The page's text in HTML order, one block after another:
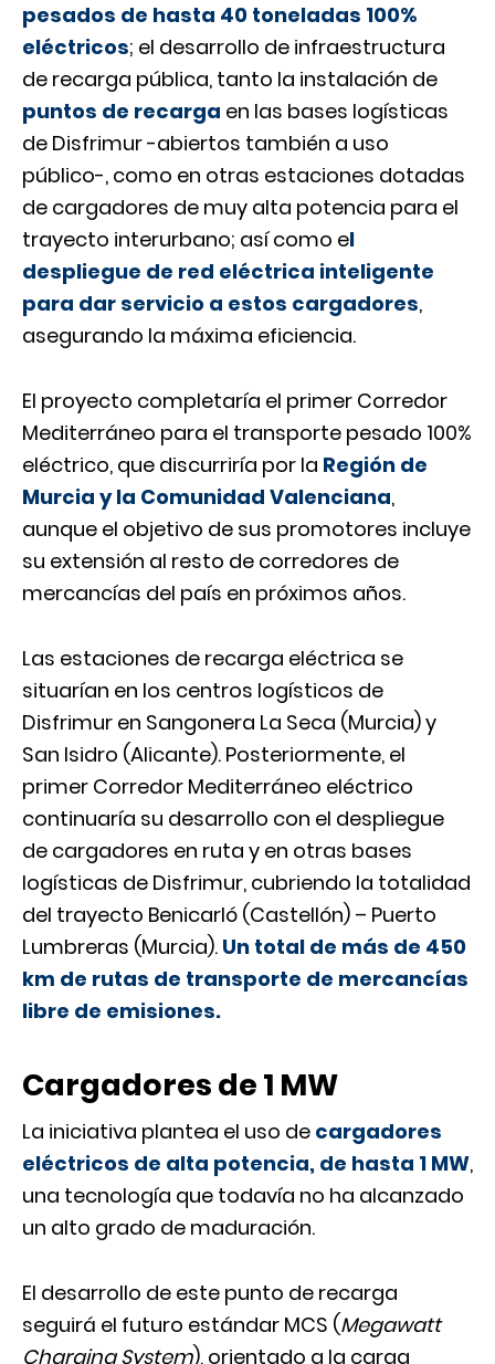
pesados de hasta 40 toneladas 100%
eléctricos; el desarrollo de infraestructura
de recarga pública, tanto la instalación de
puntos de recarga en las bases logísticas
de Disfrimur -abiertos también a uso
público-, como en otras estaciones dotadas
de cargadores de muy alta potencia para el
trayecto interurbano; así como el
despliegue de red eléctrica inteligente
para dar servicio a estos cargadores,
asegurando la máxima eficiencia.
El proyecto completaría el primer Corredor
Mediterráneo para el transporte pesado 100%
eléctrico, que discurriría por la Región de
Murcia y la Comunidad Valenciana,
aunque el objetivo de sus promotores incluye
su extensión al resto de corredores de
mercancías del país en próximos años.
Las estaciones de recarga eléctrica se
situarían en los centros logísticos de
Disfrimur en Sangonera La Seca (Murcia) y
San Isidro (Alicante). Posteriormente, el
primer Corredor Mediterráneo eléctrico
continuaría su desarrollo con el despliegue
de cargadores en ruta y en otras bases
logísticas de Disfrimur, cubriendo la totalidad
del trayecto Benicarló (Castellón) – Puerto
Lumbreras (Murcia). Un total de más de 450
km de rutas de transporte de mercancías
libre de emisiones.
Cargadores de 1 MW
La iniciativa plantea el uso de cargadores
eléctricos de alta potencia, de hasta 1 MW,
una tecnología que todavía no ha alcanzado
un alto grado de maduración.
El desarrollo de este punto de recarga
seguirá el futuro estándar MCS (Megawatt
Charging System), orientado a la carga